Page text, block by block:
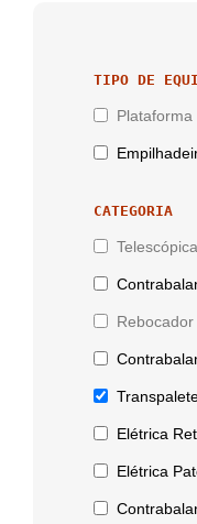
TIPO DE
Plataforma
CATEGORIA
Telescópica
Rebocador
Elétrica
Elétrica